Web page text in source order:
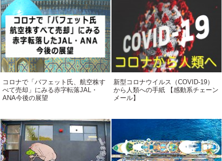
コロナで「バフェット氏、航空株す
べて売却」にみる赤字転落JAL・
ANA今後の展望
新型コロナウイルス（COVID-19）
から人類への手紙 【感動系チェーン
メール】